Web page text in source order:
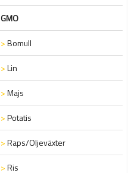
GMO
>Bomull
>Lin
>Majs
>Potatis
>Raps/Oljeväxter
>Ris